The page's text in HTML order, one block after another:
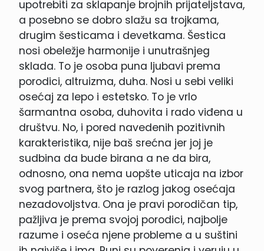
upotrebiti za sklapanje brojnih prijateljstava,
a posebno se dobro slažu sa trojkama,
drugim šesticama i devetkama. Šestica
nosi obeležje harmonije i unutrašnjeg
sklada. To je osoba puna ljubavi prema
porodici, altruizma, duha. Nosi u sebi veliki
osećaj za lepo i estetsko. To je vrlo
šarmantna osoba, duhovita i rado viđena u
društvu. No, i pored navedenih pozitivnih
karakteristika, nije baš srećna jer joj je
sudbina da bude birana a ne da bira,
odnosno, ona nema uopšte uticaja na izbor
svog partnera, što je razlog jakog osećaja
nezadovoljstva. Ona je pravi porodičan tip,
pažljiva je prema svojoj porodici, najbolje
razume i oseća njene probleme a u suštini